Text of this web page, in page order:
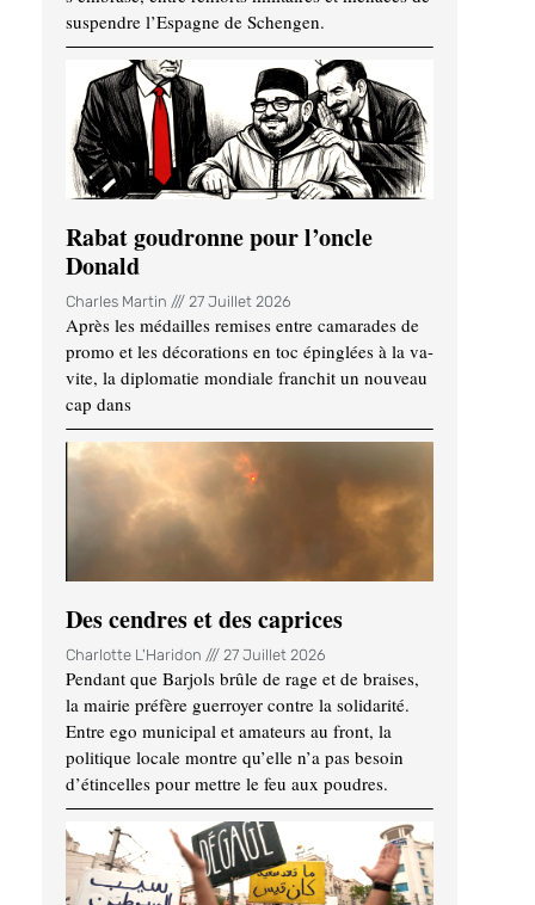
suspendre l’Espagne de Schengen.
Rabat goudronne pour l’oncle
Donald
Charles Martin 27 Juillet 2026
Après les médailles remises entre camarades de
promo et les décorations en toc épinglées à la va-
vite, la diplomatie mondiale franchit un nouveau
cap dans
Des cendres et des caprices
Charlotte L'Haridon 27 Juillet 2026
Pendant que Barjols brûle de rage et de braises,
la mairie préfère guerroyer contre la solidarité.
Entre ego municipal et amateurs au front, la
politique locale montre qu’elle n’a pas besoin
d’étincelles pour mettre le feu aux poudres.